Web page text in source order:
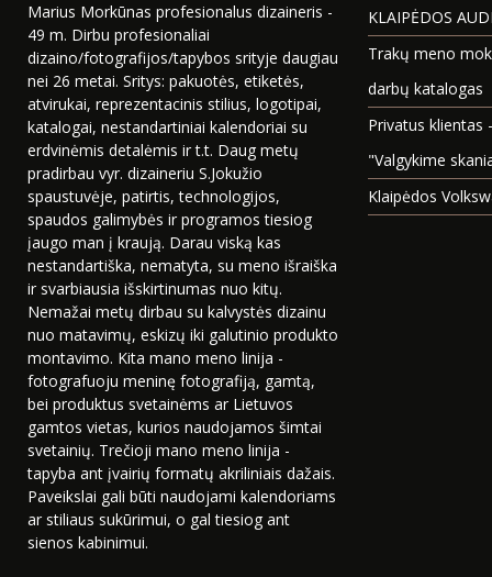
Marius Morkūnas profesionalus dizaineris -
49 m. Dirbu profesionaliai
dizaino/fotografijos/tapybos srityje daugiau
nei 26 metai. Sritys: pakuotės, etiketės,
atvirukai, reprezentacinis stilius, logotipai,
katalogai, nestandartiniai kalendoriai su
erdvinėmis detalėmis ir t.t. Daug metų
pradirbau vyr. dizaineriu S.Jokužio
spaustuvėje, patirtis, technologijos,
spaudos galimybės ir programos tiesiog
įaugo man į kraują. Darau viską kas
nestandartiška, nematyta, su meno išraiška
ir svarbiausia išskirtinumas nuo kitų.
Nemažai metų dirbau su kalvystės dizainu
nuo matavimų, eskizų iki galutinio produkto
montavimo. Kita mano meno linija -
fotografuoju meninę fotografiją, gamtą,
bei produktus svetainėms ar Lietuvos
gamtos vietas, kurios naudojamos šimtai
svetainių. Trečioji mano meno linija -
tapyba ant įvairių formatų akriliniais dažais.
Paveikslai gali būti naudojami kalendoriams
ar stiliaus sukūrimui, o gal tiesiog ant
sienos kabinimui.
KLAIPĖDOS
Trakų meno
darbų katalogas
Privatus klientas
"Valgykime
Klaipėdos